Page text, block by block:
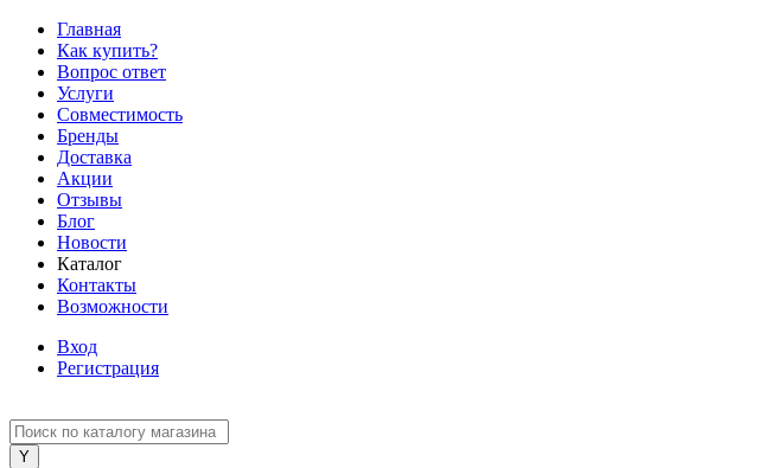
Главная
Как купить?
Вопрос ответ
Услуги
Совместимость
Бренды
Доставка
Акции
Отзывы
Блог
Новости
Каталог
Контакты
Возможности
Вход
Регистрация